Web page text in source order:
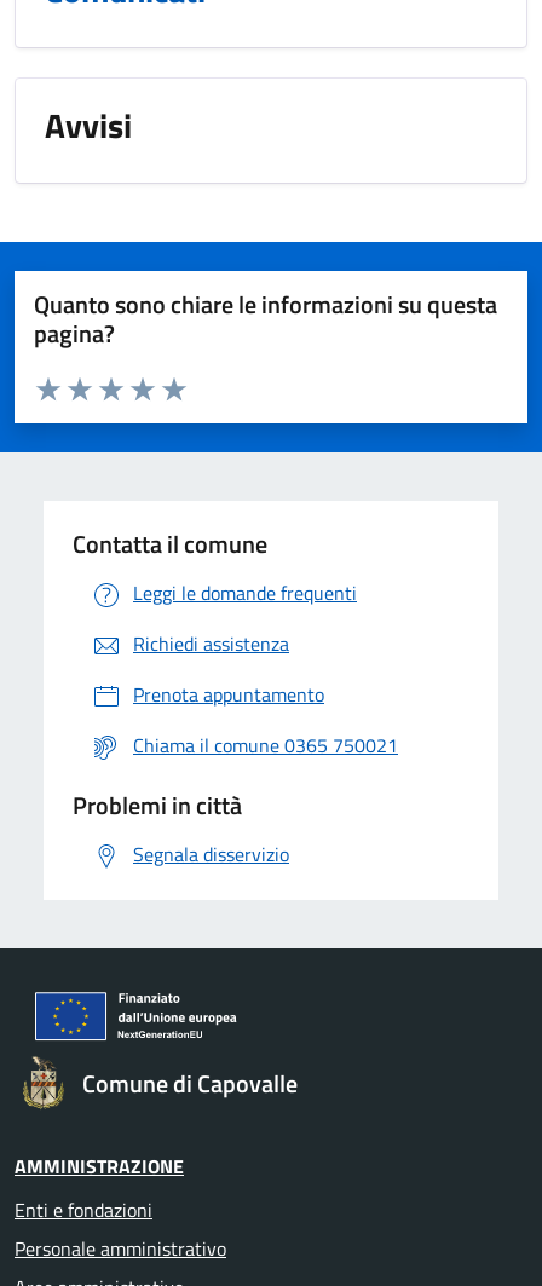
Avvisi
Quanto sono chiare le informazioni su questa
pagina?
Valuta da 1 a 5 stelle la pagina
Valuta 5 stelle su 5
Valuta 4 stelle su 5
Valuta 3 stelle su 5
Valuta 2 stelle su 5
Valuta 1 stelle su 5
Contatta il comune
Leggi le domande frequenti
Richiedi assistenza
Prenota appuntamento
Chiama il comune 0365 750021
Problemi in città
Segnala disservizio
Comune di Capovalle
AMMINISTRAZIONE
Enti e fondazioni
Personale amministrativo